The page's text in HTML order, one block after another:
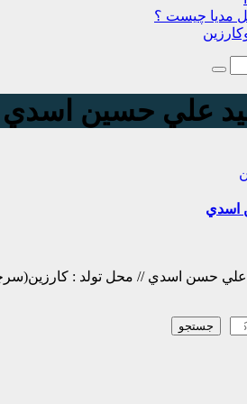
مدیا چیست ؟
علي حسين اسدي
اسدي
جستجو